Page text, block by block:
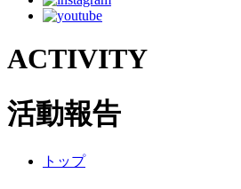
ACTIVITY
活動報告
トップ